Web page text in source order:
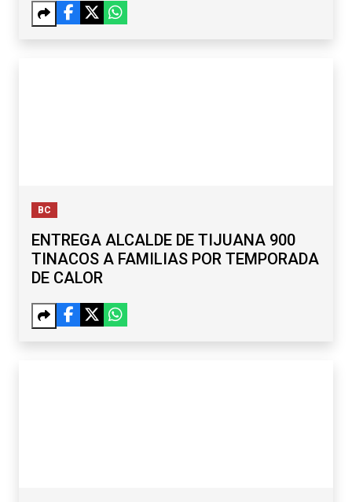
BC
ENTREGA ALCALDE DE TIJUANA 900
TINACOS A FAMILIAS POR TEMPORADA
DE CALOR